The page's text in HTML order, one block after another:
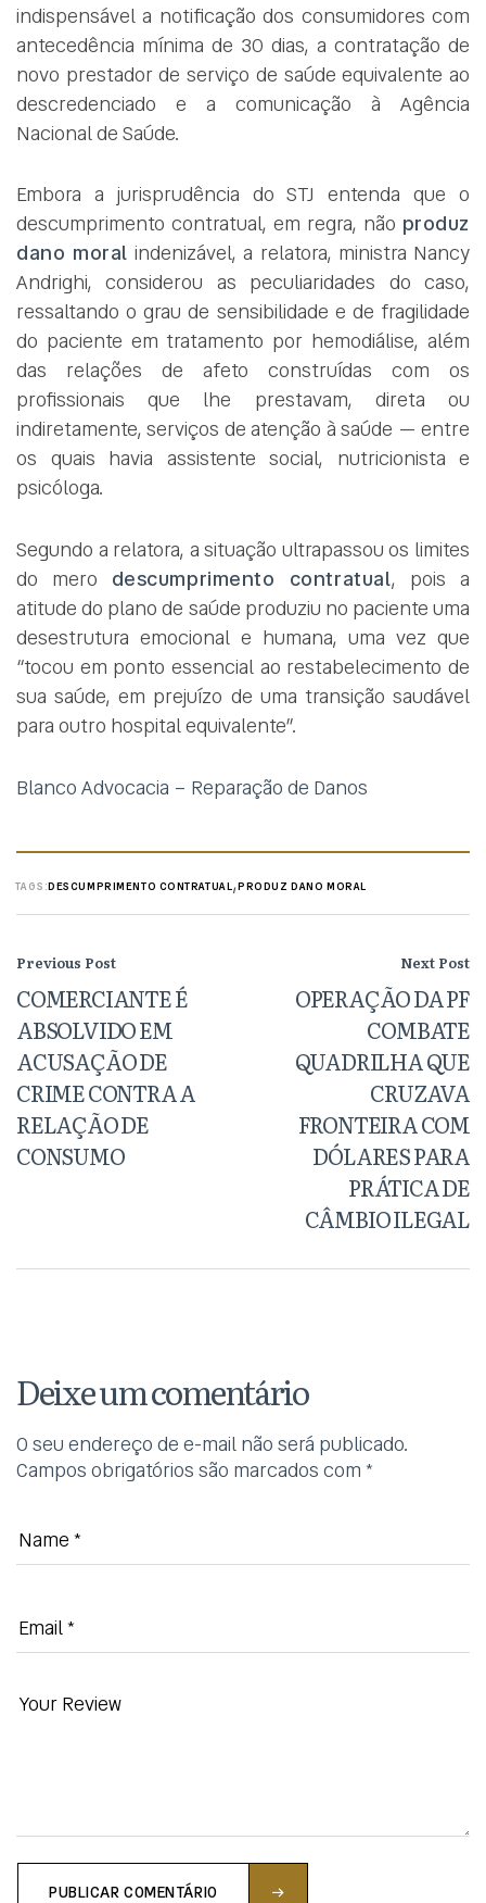
indispensável a notificação dos consumidores com
antecedência mínima de 30 dias, a contratação de
novo prestador de serviço de saúde equivalente ao
descredenciado e a comunicação à Agência
Nacional de Saúde.
Embora a jurisprudência do STJ entenda que o
descumprimento contratual, em regra, não produz
dano moral indenizável, a relatora, ministra Nancy
Andrighi, considerou as peculiaridades do caso,
ressaltando o grau de sensibilidade e de fragilidade
do paciente em tratamento por hemodiálise, além
das relações de afeto construídas com os
profissionais que lhe prestavam, direta ou
indiretamente, serviços de atenção à saúde — entre
os quais havia assistente social, nutricionista e
psicóloga.
Segundo a relatora, a situação ultrapassou os limites
do mero descumprimento contratual, pois a
atitude do plano de saúde produziu no paciente uma
desestrutura emocional e humana, uma vez que
“tocou em ponto essencial ao restabelecimento de
sua saúde, em prejuízo de uma transição saudável
para outro hospital equivalente”.
Blanco Advocacia – Reparação de Danos
TAGS:DESCUMPRIMENTO CONTRATUAL,PRODUZ DANO MORAL
Previous Post
COMERCIANTE É
ABSOLVIDO EM
ACUSAÇÃO DE
CRIME CONTRA A
RELAÇÃO DE
CONSUMO
Next Post
OPERAÇÃO DA PF
COMBATE
QUADRILHA QUE
CRUZAVA
FRONTEIRA COM
DÓLARES PARA
PRÁTICA DE
CÂMBIO ILEGAL
Deixe um comentário
O seu endereço de e-mail não será publicado.
Campos obrigatórios são marcados com *
PUBLICAR COMENTÁRIO